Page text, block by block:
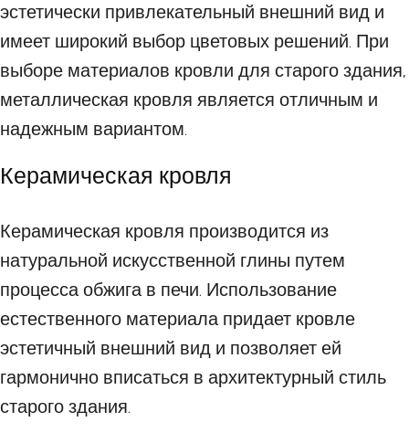
эстетически привлекательный внешний вид и
имеет широкий выбор цветовых решений. При
выборе материалов кровли для старого здания,
металлическая кровля является отличным и
надежным вариантом.
Керамическая кровля
Керамическая кровля производится из
натуральной искусственной глины путем
процесса обжига в печи. Использование
естественного материала придает кровле
эстетичный внешний вид и позволяет ей
гармонично вписаться в архитектурный стиль
старого здания.